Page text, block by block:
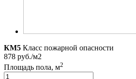
КМ5 Класс пожарной опасности
878 руб./м2
Площадь пола, м2